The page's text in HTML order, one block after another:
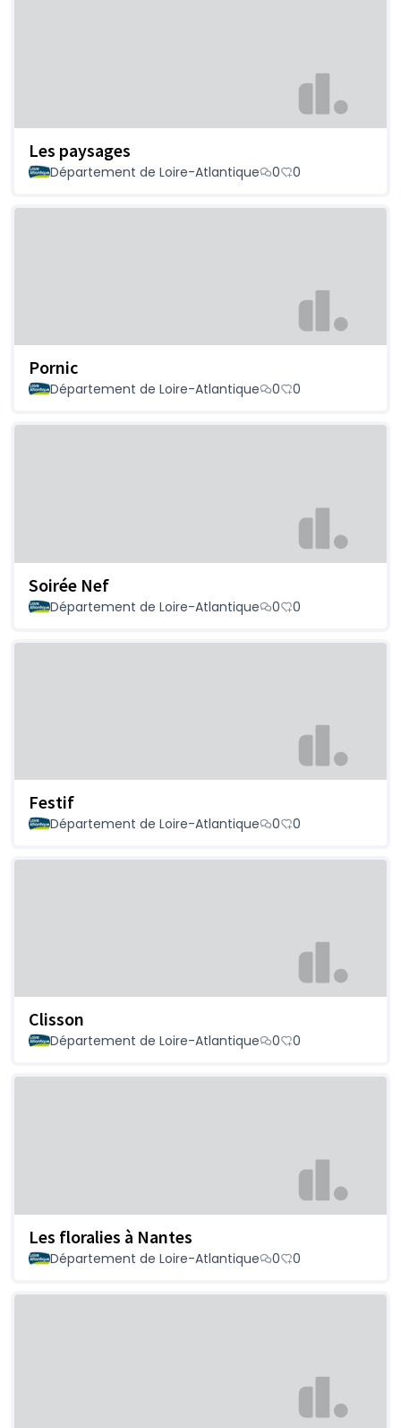
Les paysages
Département de Loire-Atlantique 0 0
Pornic
Département de Loire-Atlantique 0 0
Soirée Nef
Département de Loire-Atlantique 0 0
Festif
Département de Loire-Atlantique 0 0
Clisson
Département de Loire-Atlantique 0 0
Les floralies à Nantes
Département de Loire-Atlantique 0 0